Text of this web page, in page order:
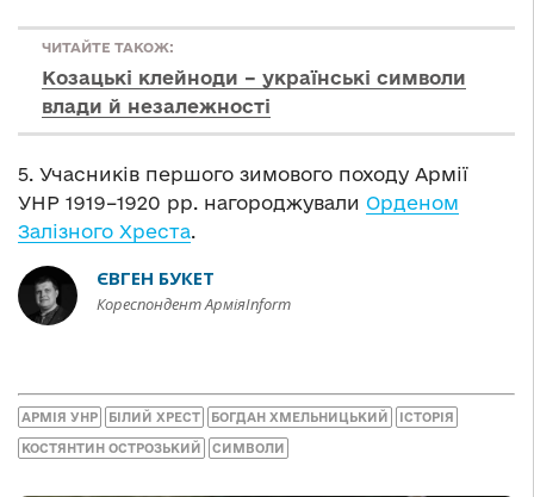
ЧИТАЙТЕ ТАКОЖ:
Козацькі клейноди – українські символи
влади й незалежності
5. Учасників першого зимового походу Армії
УНР 1919–1920 рр. нагороджували Орденом
Залізного Хреста.
ЄВГЕН БУКЕТ
Кореспондент АрміяInform
АРМІЯ УНР БІЛИЙ ХРЕСТ БОГДАН ХМЕЛЬНИЦЬКИЙ ІСТОРІЯ
КОСТЯНТИН ОСТРОЗЬКИЙ СИМВОЛИ